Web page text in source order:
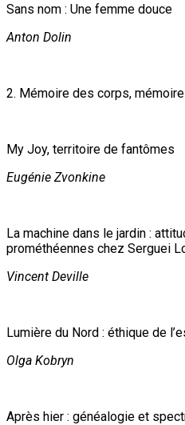
Sans nom : Une femme douce
Anton Dolin
2. Mémoire des corps,
My Joy, territoire de fantômes
Eugénie Zvonkine
La machine dans le jardin :
prométhéennes chez Serguei
Vincent Deville
Lumière du Nord : éthique de
Olga Kobryn
Après hier : généalogie et